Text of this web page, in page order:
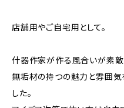
店舗用やご自宅用として。
什器作家が作る風合いが素敵
無垢材の持つの魅力と雰囲気
した。